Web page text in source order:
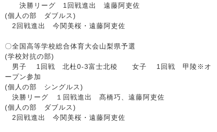
決勝リーグ 1回戦進出 遠藤阿吏佐
(個人の部 ダブルス)
2回戦進出 今関美桜・遠藤阿吏佐
〇全国高等学校総合体育大会山梨県予選
(学校対抗の部)
男子 1回戦 北杜0-3富士北稜 女子 1回戦 甲陵※オ
ープン参加
(個人の部 シングルス)
決勝リーグ １回戦進出 髙橋巧、遠藤阿吏佐
(個人の部 ダブルス)
2回戦進出 今関美桜・遠藤阿吏佐